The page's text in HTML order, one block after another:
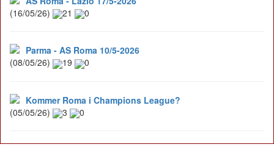
(16/05/26)
21 0
Parma - AS Roma 10/5-2026
(08/05/26)
19 0
Kommer Roma i Champions League?
(05/05/26)
3 0